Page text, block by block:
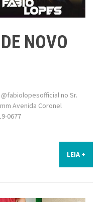
NOVO
no Sr.
Avenida Coronel
0677
LEIA +